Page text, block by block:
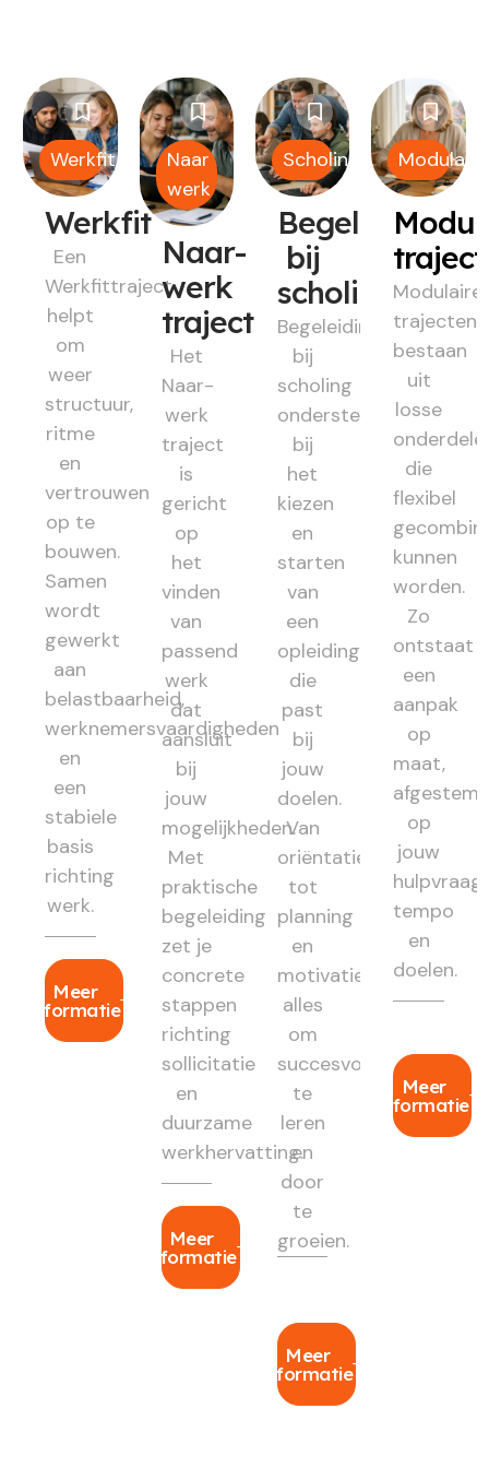
Werkfit
Werkfit
Een
Werkfittraject
helpt
om
weer
structuur,
ritme
en
vertrouwen
op te
bouwen.
Samen
wordt
gewerkt
aan
belastbaarheid,
werknemersvaardigheden
en
een
stabiele
basis
richting
werk.
Meer
informatie
Naar
werk
Naar-
werk
traject
Het
Naar-
werk
traject
is
gericht
op
het
vinden
van
passend
werk
dat
aansluit
bij
jouw
mogelijkheden.
Met
praktische
begeleiding
zet je
concrete
stappen
richting
sollicitatie
en
duurzame
werkhervatting.
Meer
informatie
Scholing
Begeleiding
bij
scholing
Begeleiding
bij
scholing
ondersteunt
bij
het
kiezen
en
starten
van
een
opleiding
die
past
bij
jouw
doelen.
Van
oriëntatie
tot
planning
en
motivatie:
alles
om
succesvol
te
leren
en
door
te
groeien.
Meer
informatie
Modulair
Modulaire
trajecten
bestaan
uit
losse
die
flexibel
kunnen
worden.
Zo
ontstaat
een
aanpak
op
maat,
op
jouw
hulpvraag,
tempo
en
doelen.
Meer
informatie